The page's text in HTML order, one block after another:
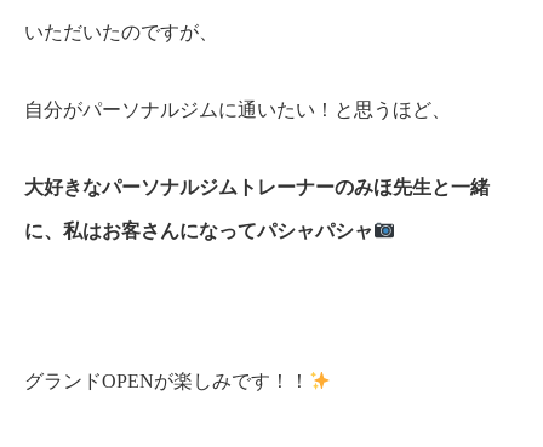
いただいたのですが、
自分がパーソナルジムに通いたい！と思うほど、
大好きなパーソナルジムトレーナーのみほ先生と一緒
に、私はお客さんになってパシャパシャ
グランドOPENが楽しみです！！